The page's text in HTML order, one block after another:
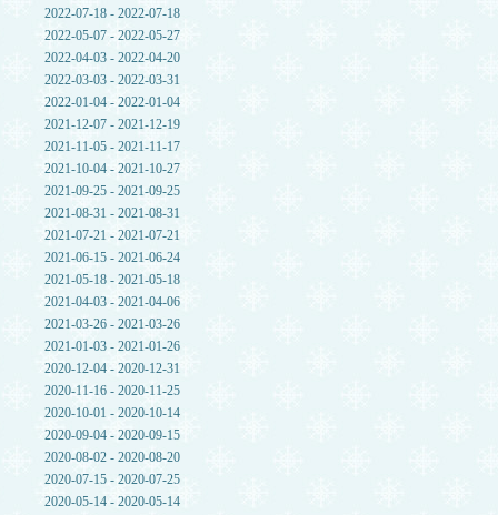
2022-07-18 - 2022-07-18
2022-05-07 - 2022-05-27
2022-04-03 - 2022-04-20
2022-03-03 - 2022-03-31
2022-01-04 - 2022-01-04
2021-12-07 - 2021-12-19
2021-11-05 - 2021-11-17
2021-10-04 - 2021-10-27
2021-09-25 - 2021-09-25
2021-08-31 - 2021-08-31
2021-07-21 - 2021-07-21
2021-06-15 - 2021-06-24
2021-05-18 - 2021-05-18
2021-04-03 - 2021-04-06
2021-03-26 - 2021-03-26
2021-01-03 - 2021-01-26
2020-12-04 - 2020-12-31
2020-11-16 - 2020-11-25
2020-10-01 - 2020-10-14
2020-09-04 - 2020-09-15
2020-08-02 - 2020-08-20
2020-07-15 - 2020-07-25
2020-05-14 - 2020-05-14